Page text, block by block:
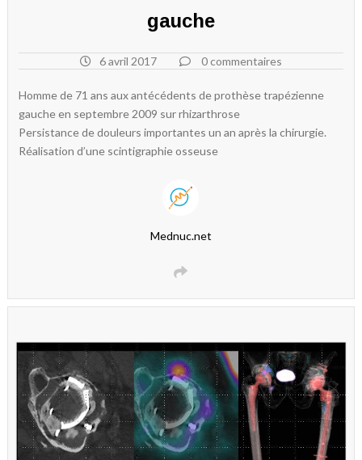
gauche
6 avril 2017 0 commentaires
Homme de 71 ans aux antécédents de prothèse trapézienne
gauche en septembre 2009 sur rhizarthrose
Persistance de douleurs importantes un an après la chirurgie.
Réalisation d’une scintigraphie osseuse
Mednuc.net